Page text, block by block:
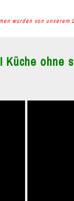
wurden von unserem
Küche ohne